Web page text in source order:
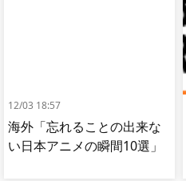
12/03 18:57
海外「忘れることの出来な
い日本アニメの瞬間10選」